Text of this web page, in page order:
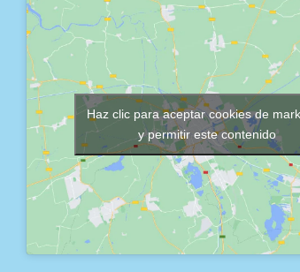
Haz clic para aceptar cookies de
y permitir este contenido